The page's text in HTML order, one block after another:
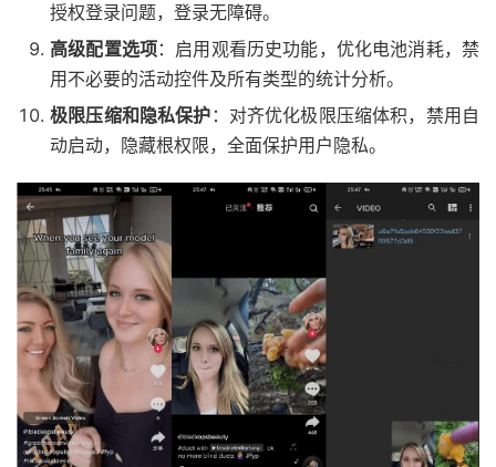
授权登录问题，登录无障碍。
高级配置选项：启用观看历史功能，优化电池消耗，禁
用不必要的活动控件及所有类型的统计分析。
极限压缩和隐私保护 ：对齐优化极限压缩体积，禁用自
动启动，隐藏根权限，全面保护用户隐私。